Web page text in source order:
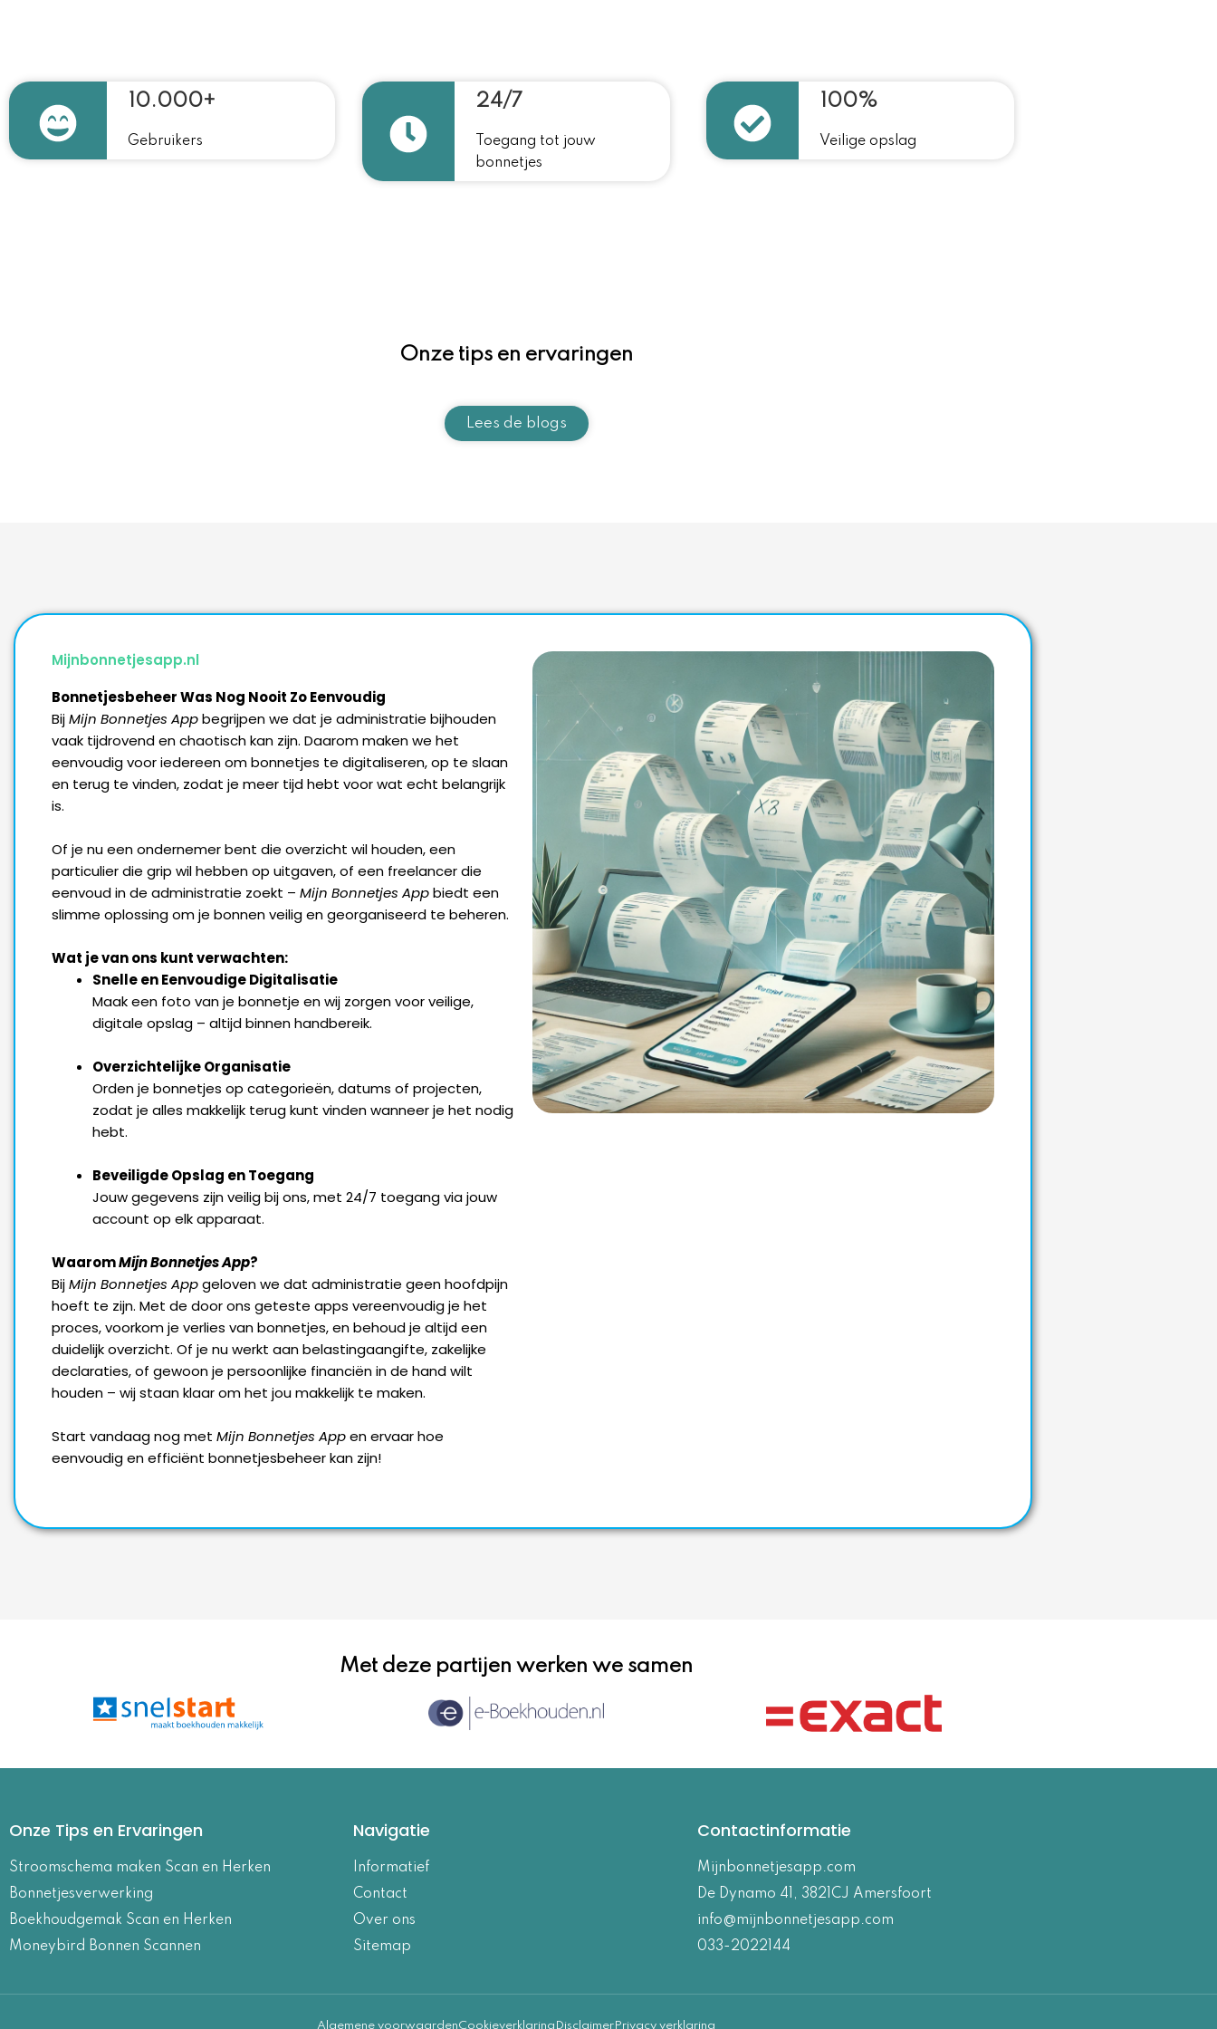
10.000+
Gebruikers
24/7
Toegang tot jouw
bonnetjes
100%
Veilige opslag
Onze tips en ervaringen
Lees de blogs
Mijnbonnetjesapp.nl
Bonnetjesbeheer Was Nog Nooit Zo Eenvoudig
BijMijn Bonnetjes Appbegrijpen we dat je administratie bijhouden
vaak tijdrovend en chaotisch kan zijn. Daarom maken we het
eenvoudig voor iedereen om bonnetjes te digitaliseren, op te slaan
en terug te vinden, zodat je meer tijd hebt voor wat echt belangrijk
is.
Of je nu een ondernemer bent die overzicht wil houden, een
particulier die grip wil hebben op uitgaven, of een freelancer die
eenvoud in de administratie zoekt – Mijn Bonnetjes Appbiedt een
slimme oplossing om je bonnen veilig en georganiseerd te beheren.
Wat je van ons kunt verwachten:
Snelle en Eenvoudige Digitalisatie
Maak een foto van je bonnetje en wij zorgen voor veilige,
digitale opslag – altijd binnen handbereik.
Overzichtelijke Organisatie
Orden je bonnetjes op categorieën, datums of projecten,
zodat je alles makkelijk terug kunt vinden wanneer je het nodig
hebt.
Beveiligde Opslag en Toegang
Jouw gegevens zijn veilig bij ons, met 24/7 toegang via jouw
account op elk apparaat.
WaaromMijn Bonnetjes App?
BijMijn Bonnetjes Appgeloven we dat administratie geen hoofdpijn
hoeft te zijn. Met de door ons geteste apps vereenvoudig je het
proces, voorkom je verlies van bonnetjes, en behoud je altijd een
duidelijk overzicht. Of je nu werkt aan belastingaangifte, zakelijke
declaraties, of gewoon je persoonlijke financiën in de hand wilt
houden – wij staan klaar om het jou makkelijk te maken.
Start vandaag nog met Mijn Bonnetjes Appen ervaar hoe
eenvoudig en efficiënt bonnetjesbeheer kan zijn!
Met deze partijen werken we samen
Onze Tips en Ervaringen
Stroomschema maken Scan en Herken
Bonnetjesverwerking
Boekhoudgemak Scan en Herken
Moneybird Bonnen Scannen
Navigatie
Informatief
Contact
Over ons
Sitemap
Contactinformatie
Mijnbonnetjesapp.com
De Dynamo 41, 3821CJ Amersfoort
info@mijnbonnetjesapp.com
033-2022144
Algemene voorwaardenCookieverklaring Disclaimer Privacy verklaring